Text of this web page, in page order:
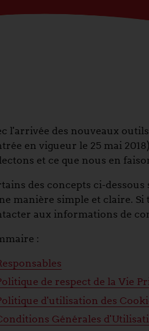
l'arrivée des nouveaux
en vigueur le 25 mai
et ce que nous en
des concepts ci-
manière simple et claire. Si
aux informations de
:
de respect de la Vie
d'utilisation des
Générales